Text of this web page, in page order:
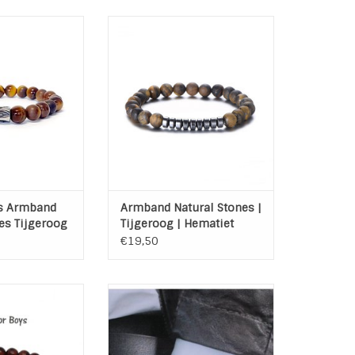
WINKELWAGEN
Armband
Tijgeroog
TOEVOEGEN AAN WINKELWAGEN
Armband Natural Stones |
Tijgeroog | Hematiet
€19,50
kralen
WINKELWAGEN
Armband Natural Stones Blauwe
Tijgeroog 8426
Materiaal : Natural Stones Blauw
tijgeroog/ L316 Stainless Steel